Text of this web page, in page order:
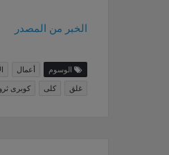
الخبر من المصدر
الوسوم أعمال
غلق
كلى كوبرى